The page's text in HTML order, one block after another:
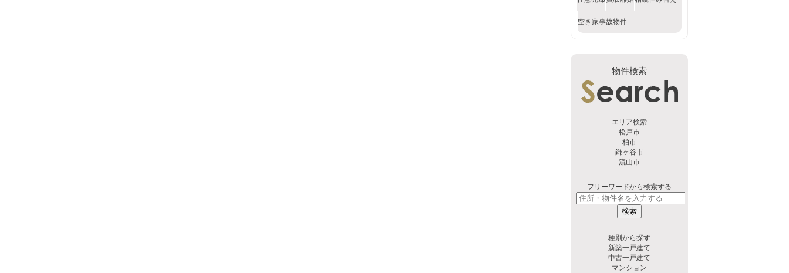
空き家事故物件
物件検索
エリア検索
松戸市
柏市
鎌ヶ谷市
流山市
フリーワードから検索する
検索
種別から探す
新築一戸建て
中古一戸建て
マンション